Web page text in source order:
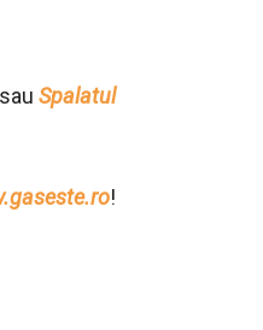
Spalatul
!